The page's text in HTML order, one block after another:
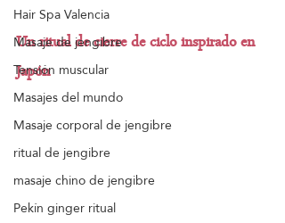
Hair Spa Valencia
Masaje de jengibre
Tensión muscular
Masajes del mundo
Masaje corporal de jengibre
ritual de jengibre
masaje chino de jengibre
Pekín ginger ritual
Un ritual de cierre de ciclo inspirado en
Japón